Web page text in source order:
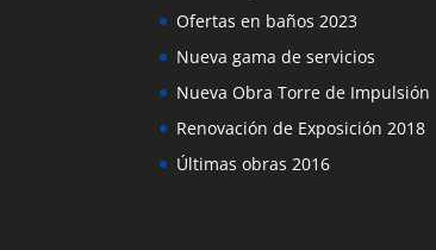
Ofertas en baños 2023
Nueva gama de servicios
Nueva Obra Torre de Impulsión
Renovación de Exposición 2018
Últimas obras 2016